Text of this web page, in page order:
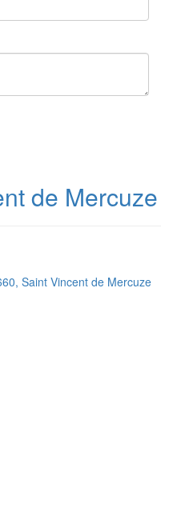
de Mercuze
Saint Vincent de Mercuze